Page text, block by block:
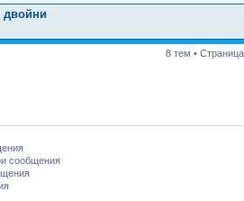
двойни
8 тем •
сообщения